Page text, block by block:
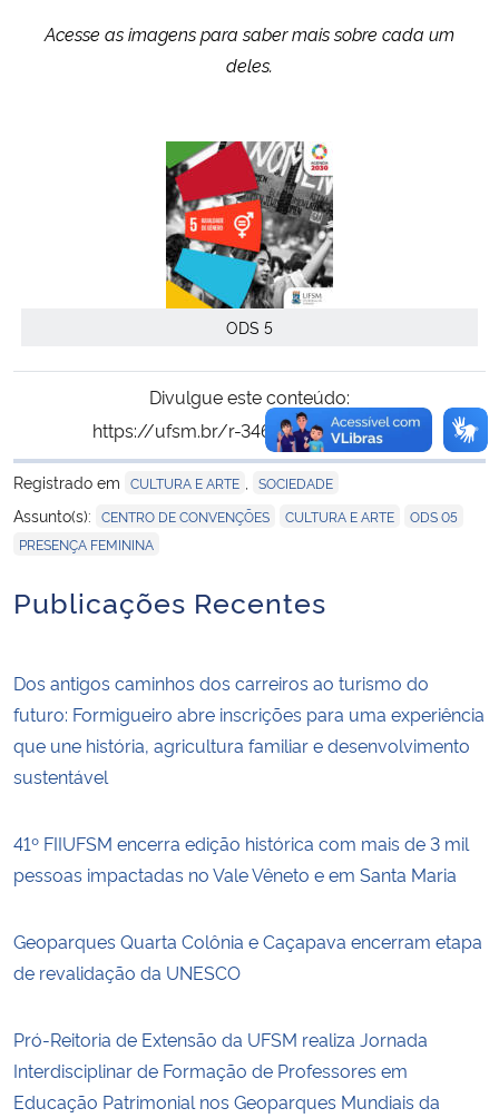
Acesse as imagens para saber mais sobre cada um
deles.
ODS 5
Divulgue este conteúdo:
https://ufsm.br/r-346-5373
Copiar
para área de
Registrado em CULTURA E ARTE SOCIEDADE
Assunto(s): CENTRO DE CONVENÇÕES CULTURA E ARTE ODS 05
PRESENÇA FEMININA
Publicações Recentes
Dos antigos caminhos dos carreiros ao turismo do
futuro: Formigueiro abre inscrições para uma experiência
que une história, agricultura familiar e desenvolvimento
sustentável
41º FIIUFSM encerra edição histórica com mais de 3 mil
pessoas impactadas no Vale Vêneto e em Santa Maria
Geoparques Quarta Colônia e Caçapava encerram etapa
de revalidação da UNESCO
Pró-Reitoria de Extensão da UFSM realiza Jornada
Interdisciplinar de Formação de Professores em
Educação Patrimonial nos Geoparques Mundiais da